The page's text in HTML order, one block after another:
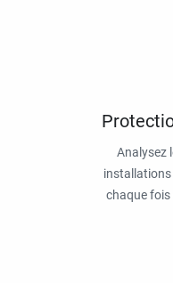
Analysez
installations
chaque